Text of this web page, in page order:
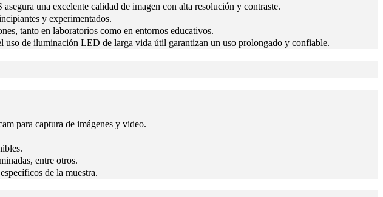
una excelente calidad de imagen con alta resolución y contraste.
y experimentados.
tanto en laboratorios como en entornos educativos.
uso de iluminación LED de larga vida útil garantizan un uso prolongado y confiable.
para captura de imágenes y video.
entre otros.
de la muestra.